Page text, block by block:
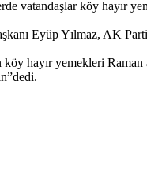
vatandaşlar köy hayır
Eyüp Yılmaz, AK
yemekleri Raman